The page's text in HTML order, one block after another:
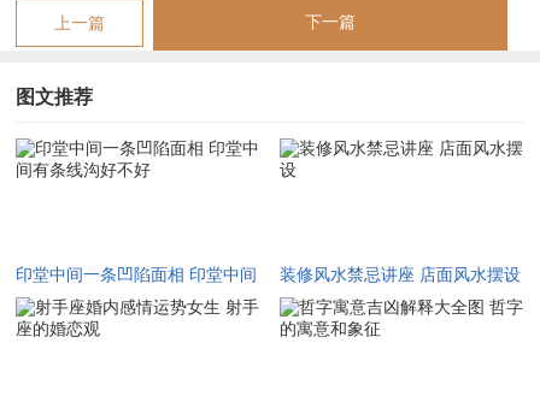
看有趣的是区别形态的线沟有着不同解读...比方说笔直的竖纹被
称为“悬针纹”，传统说法认为再这类人做事果断但轻松固执；
分叉的纹路则被称为“悬针生脚”；倒是被看作化解厄运的吉相！
而川字纹（三条并列竖纹）常出现再长期皱眉的人脸上既大概反
映思虑过重~也大概被解读为“大器晚成”的标志。
现代人看待印堂状态时更多会结合科学合适用主义。比方说美容
领域通过填充或按摩改善印堂凹陷.从视觉上营造更饱满的精神
上一篇 下一篇
图文推荐
印堂中间一条凹陷面相 印堂中间
有条线沟好不好
装修风水禁忌讲座 店面风水摆设